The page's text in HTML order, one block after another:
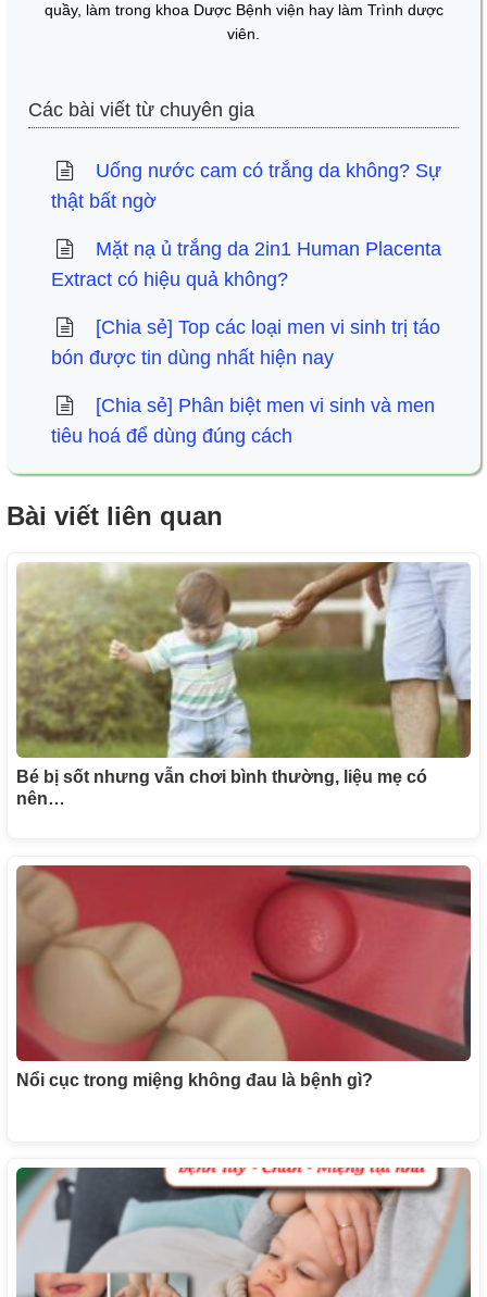
quầy, làm trong khoa Dược Bệnh viện hay làm Trình dược
viên.
Các bài viết từ chuyên gia
Uống nước cam có trắng da không? Sự
thật bất ngờ
Mặt nạ ủ trắng da 2in1 Human Placenta
Extract​ có hiệu quả không?
[Chia sẻ] Top các loại men vi sinh trị táo
bón được tin dùng nhất hiện nay
[Chia sẻ] Phân biệt men vi sinh và men
tiêu hoá để dùng đúng cách
Bài viết liên quan
Bé bị sốt nhưng vẫn chơi bình thường, liệu mẹ có
nên…
Nổi cục trong miệng không đau là bệnh gì?